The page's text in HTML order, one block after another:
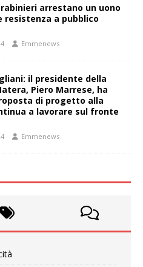
arrestano un uono
resistenza a pubblico
Emmenews
il presidente della
Piero Marrese, ha
di progetto alla
a lavorare sul fronte
Emmenews